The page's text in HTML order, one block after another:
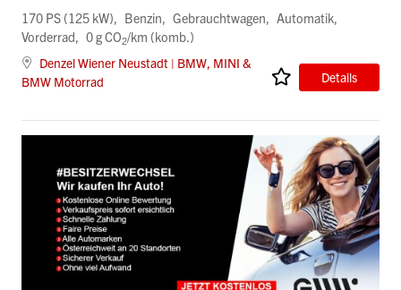
170 PS (125 kW) Benzin Gebrauchtwagen
Automatik
Vorderrad
0 g CO2/km (komb.)
Denzel Wiener Neustadt | BMW, MINI &
BMW Motorrad
Details